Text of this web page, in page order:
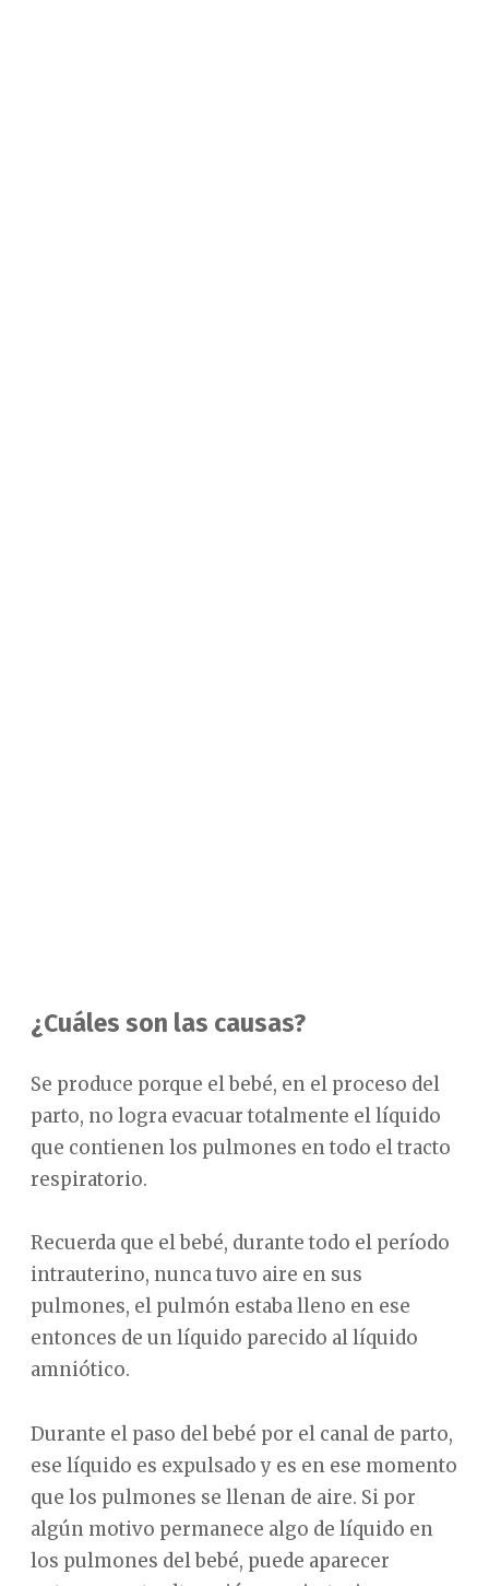
¿Cuáles son las causas?
Se produce porque el bebé, en el proceso del
parto, no logra evacuar totalmente el líquido
que contienen los pulmones en todo el tracto
respiratorio.
Recuerda que el bebé, durante todo el período
intrauterino, nunca tuvo aire en sus
pulmones, el pulmón estaba lleno en ese
entonces de un líquido parecido al líquido
amniótico.
Durante el paso del bebé por el canal de parto,
ese líquido es expulsado y es en ese momento
que los pulmones se llenan de aire. Si por
algún motivo permanece algo de líquido en
los pulmones del bebé, puede aparecer